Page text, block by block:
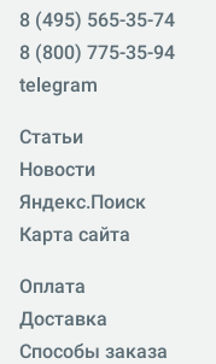
8 (495) 565-35-74
8 (800) 775-35-94
telegram
Статьи
Новости
Яндекс.Поиск
Карта сайта
Оплата
Доставка
Способы заказа